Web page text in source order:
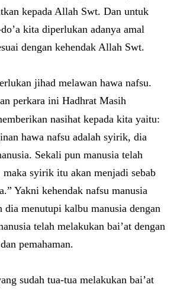
kepada Allah Swt. Dan untuk
kita diperlukan adanya amal
dengan kehendak Allah Swt.
jihad melawan hawa nafsu.
perkara ini Hadhrat Masih
nasihat kepada kita yaitu:
hawa nafsu adalah syirik, dia
Sekali pun manusia telah
maka syirik itu akan menjadi sebab
Yakni kehendak nafsu manusia
dia menutupi kalbu manusia dengan
telah melakukan bai’at dengan
pemahaman.
sudah tua-tua melakukan bai’at